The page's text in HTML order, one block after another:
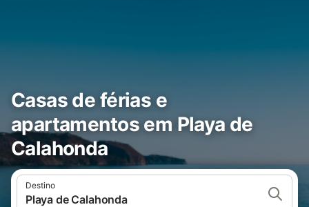
Casas de férias e
apartamentos em Playa de
Calahonda
Destino
Playa de Calahonda